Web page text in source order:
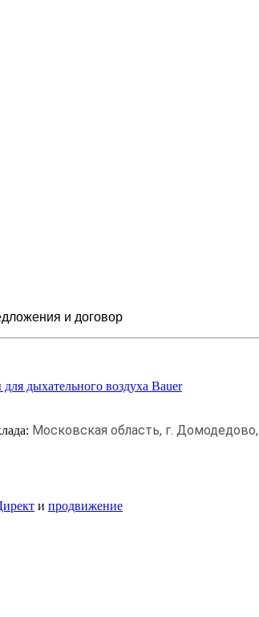
и договор
дыхательного воздуха Bauer
Московская область, г. Домодедово,
и продвижение